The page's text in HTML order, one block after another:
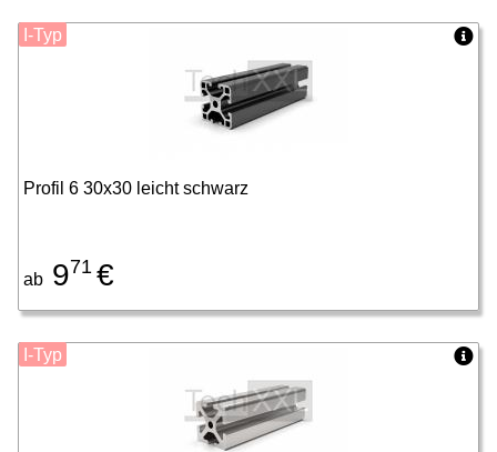
Profil 6 30x30 leicht schwarz
ab 971 €
I-Typ
I-Typ